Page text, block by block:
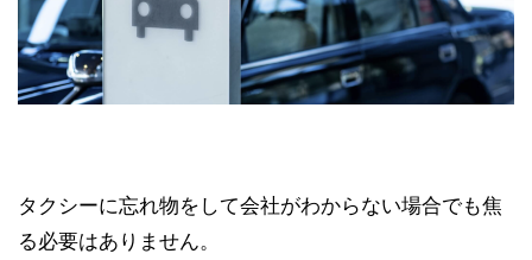
タクシーに忘れ物をして会社がわからない場合でも焦
る必要はありません。